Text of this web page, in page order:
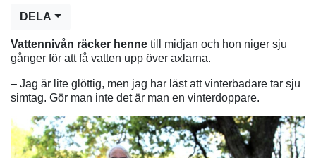
DELA
Vattennivån räcker henne till midjan och hon niger sju
gånger för att få vatten upp över axlarna.
– Jag är lite glöttig, men jag har läst att vinterbadare tar sju
simtag. Gör man inte det är man en vinterdoppare.